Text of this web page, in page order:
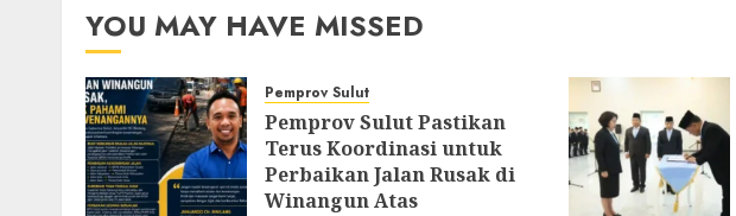
YOU MAY HAVE MISSED
Pemprov Sulut
Pemprov Sulut Pastikan
Terus Koordinasi untuk
Perbaikan Jalan Rusak di
Winangun Atas